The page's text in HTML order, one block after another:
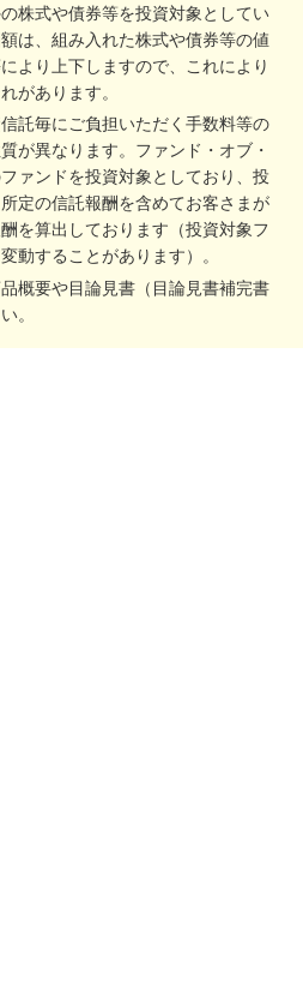
株式や債券等を投資対象としてい
は、組み入れた株式や債券等の値
より上下しますので、これにより
があります。
託毎にご負担いただく手数料等の
が異なります。ファンド・オブ・
ァンドを投資対象としており、投
定の信託報酬を含めてお客さまが
を算出しております（投資対象フ
動することがあります）。
概要や目論見書（目論見書補完書
。